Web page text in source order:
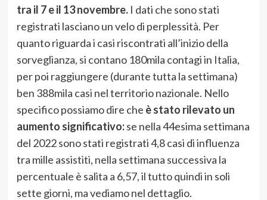
tra il 7 e il 13 novembre.I dati che sono stati
registrati lasciano un velo di perplessità. Per
quanto riguarda i casi riscontrati all’inizio della
sorveglianza, si contano 180mila contagi in Italia,
per poi raggiungere (durante tutta la settimana)
ben 388mila casi nel territorio nazionale. Nello
specifico possiamo dire che è stato rilevato un
aumento significativo:se nella 44esima settimana
del 2022 sono stati registrati 4,8 casi di influenza
tra mille assistiti, nella settimana successiva la
percentuale è salita a 6,57, il tutto quindi in soli
sette giorni, ma vediamo nel dettaglio.